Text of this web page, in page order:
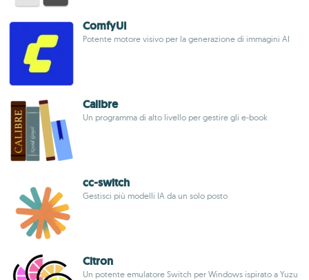
ComfyUI
Potente motore visivo per la generazione di immagini AI
Calibre
Un programma di alto livello per gestire gli e-book
cc-switch
Gestisci più modelli IA da un solo posto
Citron
Un potente emulatore Switch per Windows ispirato a Yuzu